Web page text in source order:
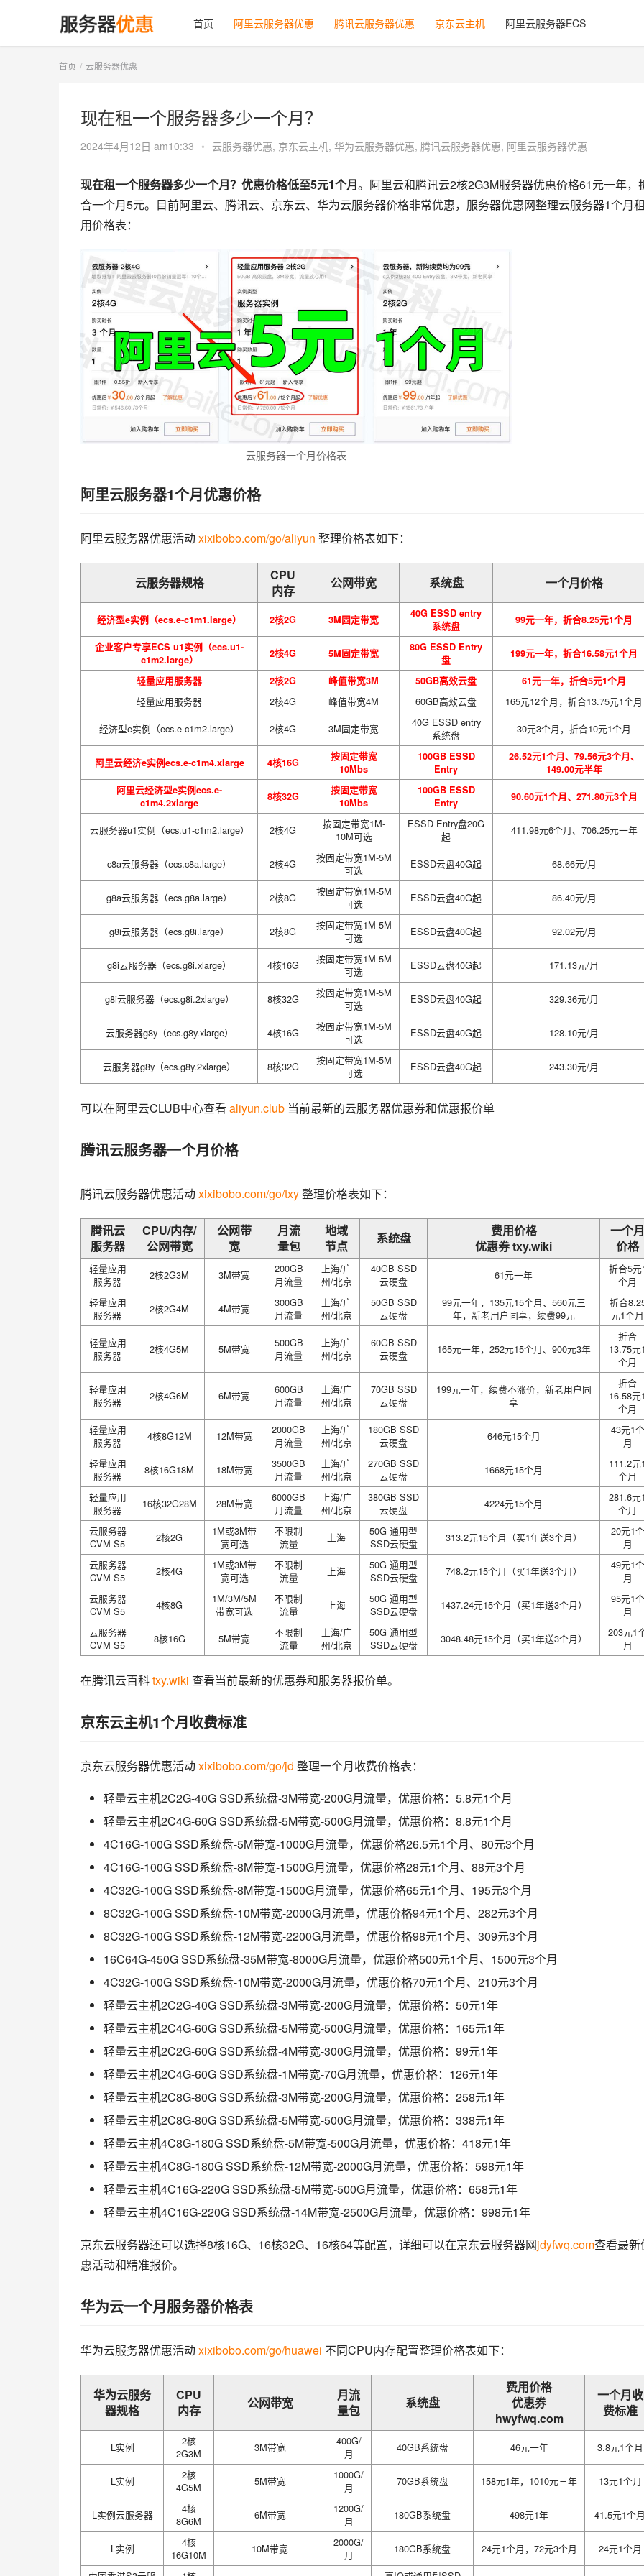
首页 阿里云服务器优惠 腾讯云服务器优惠 京东云主机 阿里云服务器ECS
首页 云服务器优惠
现在租一个服务器多少一个月？
2024年4月12日 am10:33 • 云服务器优惠, 京东云主机, 华为云服务器优惠, 腾讯云服务器优惠, 阿里云服务器优惠
现在租一个服务器多少一个月？优惠价格低至5元1个月。阿里云和腾讯云2核2G3M服务器优惠价格61元一年，
合一个月5元。目前阿里云、腾讯云、京东云、华为云服务器价格非常优惠，服务器优惠网整理云服务器1个月
用价格表：
云服务器一个月价格表
阿里云服务器1个月优惠价格
阿里云服务器优惠活动 xixibobo.com/go/aliyun 整理价格表如下：
云服务器规格
CPU
内存
公网带宽 系统盘 一个月价格
经济型e实例（ecs.e-c1m1.large） 2核2G 3M固定带宽
40G ESSD entry
系统盘
99元一年，折合8.25元1个月
企业客户专享ECS u1实例（ecs.u1-
c1m2.large）
2核4G 5M固定带宽
80G ESSD Entry
盘
199元一年，折合16.58元1个月
轻量应用服务器 2核2G 峰值带宽3M 50GB高效云盘 61元一年，折合5元1个月
轻量应用服务器 2核4G 峰值带宽4M 60GB高效云盘
165元12个月，折合13.75元1个月
经济型e实例（ecs.e-c1m2.large）
2核4G 3M固定带宽
40G ESSD entry
系统盘
30元3个月，折合10元1个月
阿里云经济e实例ecs.e-c1m4.xlarge 4核16G
按固定带宽
10Mbs
100GB ESSD
Entry
26.52元1个月、79.56元3个月、
149.00元半年
阿里云经济型e实例ecs.e-
c1m4.2xlarge
8核32G
按固定带宽
10Mbs
100GB ESSD
Entry
90.60元1个月、271.80元3个月
云服务器u1实例（ecs.u1-c1m2.large） 2核4G
按固定带宽1M-
10M可选
ESSD Entry盘20G
起
411.98元6个月、706.25元一年
c8a云服务器（ecs.c8a.large） 2核4G
按固定带宽1M-5M
可选
ESSD云盘40G起 68.66元/月
g8a云服务器（ecs.g8a.large） 2核8G
按固定带宽1M-5M
可选
ESSD云盘40G起 86.40元/月
g8i云服务器（ecs.g8i.large） 2核8G
按固定带宽1M-5M
可选
ESSD云盘40G起 92.02元/月
g8i云服务器（ecs.g8i.xlarge） 4核16G
按固定带宽1M-5M
可选
ESSD云盘40G起 171.13元/月
g8i云服务器（ecs.g8i.2xlarge） 8核32G
按固定带宽1M-5M
可选
ESSD云盘40G起 329.36元/月
云服务器g8y（ecs.g8y.xlarge） 4核16G
按固定带宽1M-5M
可选
ESSD云盘40G起 128.10元/月
云服务器g8y（ecs.g8y.2xlarge） 8核32G
按固定带宽1M-5M
可选
ESSD云盘40G起 243.30元/月
可以在阿里云CLUB中心查看 aliyun.club 当前最新的云服务器优惠券和优惠报价单
腾讯云服务器一个月价格
腾讯云服务器优惠活动 xixibobo.com/go/txy 整理价格表如下：
腾讯云
服务器
CPU/内存/
公网带宽
公网带
宽
月流
量包
地域
节点
系统盘
费用价格
优惠券 txy.wiki
一个月
价格
轻量应用
服务器
2核2G3M 3M带宽
200GB
月流量
上海/广
州/北京
40GB SSD
云硬盘
61元一年
折合5元
个月
轻量应用
服务器
2核2G4M 4M带宽
300GB
月流量
上海/广
州/北京
50GB SSD
云硬盘
99元一年，135元15个月、560元三
年，新老用户同享，续费99元
折合
元1个月
轻量应用
服务器
2核4G5M 5M带宽
500GB
月流量
上海/广
州/北京
60GB SSD
云硬盘
165元一年，252元15个月、900元3年
折合
13.75元
个月
轻量应用
服务器
2核4G6M 6M带宽
600GB
月流量
上海/广
州/北京
70GB SSD
云硬盘
199元一年，续费不涨价，新老用户同
享
折合
16.58元
个月
轻量应用
服务器
4核8G12M 12M带宽
2000GB
月流量
上海/广
州/北京
180GB SSD
云硬盘
646元15个月
43元1个
月
轻量应用
服务器
8核16G18M 18M带宽
3500GB
月流量
上海/广
州/北京
270GB SSD
云硬盘
1668元15个月
111.2元
个月
轻量应用
服务器
16核32G28M 28M带宽
6000GB
月流量
上海/广
州/北京
380GB SSD
云硬盘
4224元15个月
281.6元
个月
云服务器
CVM S5
2核2G
1M或3M带
宽可选
不限制
流量
上海
50G 通用型
SSD云硬盘
313.2元15个月（买1年送3个月）
20元1个
月
云服务器
CVM S5
2核4G
1M或3M带
宽可选
不限制
流量
上海
50G 通用型
SSD云硬盘
748.2元15个月（买1年送3个月）
49元1个
月
云服务器
CVM S5
4核8G
1M/3M/5M
带宽可选
不限制
流量
上海
50G 通用型
SSD云硬盘
1437.24元15个月（买1年送3个月）
95元1个
月
云服务器
CVM S5
8核16G 5M带宽
不限制
流量
上海/广
州/北京
50G 通用型
SSD云硬盘
3048.48元15个月（买1年送3个月）
203元1
月
在腾讯云百科 txy.wiki 查看当前最新的优惠券和服务器报价单。
京东云主机1个月收费标准
京东云服务器优惠活动 xixibobo.com/go/jd 整理一个月收费价格表：
轻量云主机2C2G-40G SSD系统盘-3M带宽-200G月流量，优惠价格：5.8元1个月
轻量云主机2C4G-60G SSD系统盘-5M带宽-500G月流量，优惠价格：8.8元1个月
4C16G-100G SSD系统盘-5M带宽-1000G月流量，优惠价格26.5元1个月、80元3个月
4C16G-100G SSD系统盘-8M带宽-1500G月流量，优惠价格28元1个月、88元3个月
4C32G-100G SSD系统盘-8M带宽-1500G月流量，优惠价格65元1个月、195元3个月
8C32G-100G SSD系统盘-10M带宽-2000G月流量，优惠价格94元1个月、282元3个月
8C32G-100G SSD系统盘-12M带宽-2200G月流量，优惠价格98元1个月、309元3个月
16C64G-450G SSD系统盘-35M带宽-8000G月流量，优惠价格500元1个月、1500元3个月
4C32G-100G SSD系统盘-10M带宽-2000G月流量，优惠价格70元1个月、210元3个月
轻量云主机2C2G-40G SSD系统盘-3M带宽-200G月流量，优惠价格：50元1年
轻量云主机2C4G-60G SSD系统盘-5M带宽-500G月流量，优惠价格：165元1年
轻量云主机2C2G-60G SSD系统盘-4M带宽-300G月流量，优惠价格：99元1年
轻量云主机2C4G-60G SSD系统盘-1M带宽-70G月流量，优惠价格：126元1年
轻量云主机2C8G-80G SSD系统盘-3M带宽-200G月流量，优惠价格：258元1年
轻量云主机2C8G-80G SSD系统盘-5M带宽-500G月流量，优惠价格：338元1年
轻量云主机4C8G-180G SSD系统盘-5M带宽-500G月流量，优惠价格：418元1年
轻量云主机4C8G-180G SSD系统盘-12M带宽-2000G月流量，优惠价格：598元1年
轻量云主机4C16G-220G SSD系统盘-5M带宽-500G月流量，优惠价格：658元1年
轻量云主机4C16G-220G SSD系统盘-14M带宽-2500G月流量，优惠价格：998元1年
京东云服务器还可以选择8核16G、16核32G、16核64等配置，详细可以在京东云服务器网jdyfwq.com查看最新
惠活动和精准报价。
华为云一个月服务器价格表
华为云服务器优惠活动 xixibobo.com/go/huawei 不同CPU内存配置整理价格表如下：
华为云服务
器规格
CPU
内存
公网带宽
月流
量包
系统盘
费用价格
优惠券
hwyfwq.com
一个月收
费标准
L实例
2核
2G3M
3M带宽
400G/
月
40GB系统盘 46元一年 3.8元1个月
L实例
2核
4G5M
5M带宽
1000G/
月
70GB系统盘 158元1年，1010元三年 13元1个月
L实例云服务器
4核
8G6M
6M带宽
1200G/
月
180GB系统盘 498元1年 41.5元1个
L实例
4核
16G10M
10M带宽
2000G/
月
180GB系统盘 24元1个月，72元3个月
24元1个月